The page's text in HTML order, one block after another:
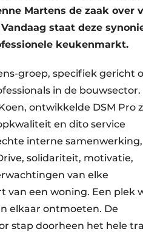
Martens de zaak over
staat deze
keukenmarkt.
groep, specifiek gericht
in de bouwsector.
ontwikkelde DSM Pro
en dito service
interne samenwerking,
solidariteit, motivatie,
van elke
van een woning. Een plek
elkaar ontmoeten. De
stap doorheen het hele